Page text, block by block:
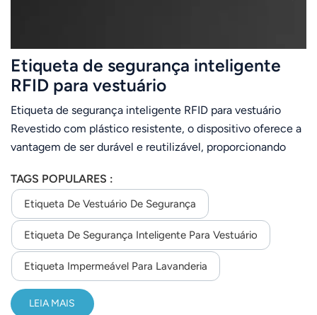
Etiqueta de segurança inteligente
RFID para vestuário
Etiqueta de segurança inteligente RFID para vestuário
Revestido com plástico resistente, o dispositivo oferece a
vantagem de ser durável e reutilizável, proporcionando
industriais e permitindo a visibilidade do estoque em toda
a cadeia de suprimentos, reduzindo perdas e rupturas de
estoque. Integra a visibilidade da mercadoria e a
prevenção de perdas em uma solução única e
sinérgica.aberto com um ímã forte, Maplicado
inicialmente a vestuário rastreamento em lojas de varejo.
TAGS POPULARES :
Etiqueta De Vestuário De Segurança
Etiqueta De Segurança Inteligente Para Vestuário
Etiqueta Impermeável Para Lavanderia
LEIA MAIS